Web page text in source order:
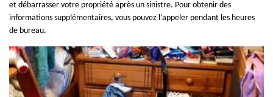
et débarrasser votre propriété après un sinistre. Pour obtenir des
informations supplémentaires, vous pouvez l’appeler pendant les heures
de bureau.